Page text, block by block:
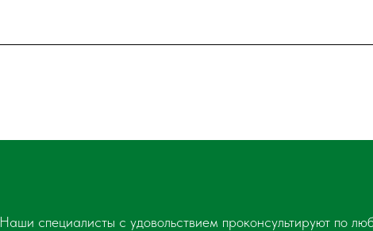
Наши специалисты с удовольствием проконсультируют по